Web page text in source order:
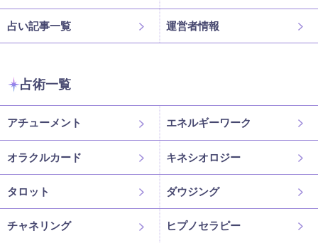
占い記事一覧 運営者情報
占術一覧
アチューメント エネルギーワーク
オラクルカード キネシオロジー
タロット ダウジング
チャネリング ヒプノセラピー